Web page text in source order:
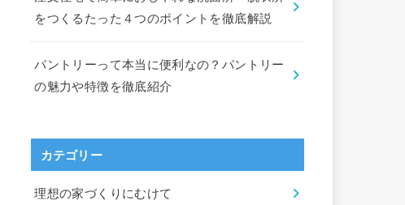
をつくるたった４つのポイントを徹底解説
パントリーって本当に便利なの？パントリー
の魅力や特徴を徹底紹介
カテゴリー
理想の家づくりにむけて